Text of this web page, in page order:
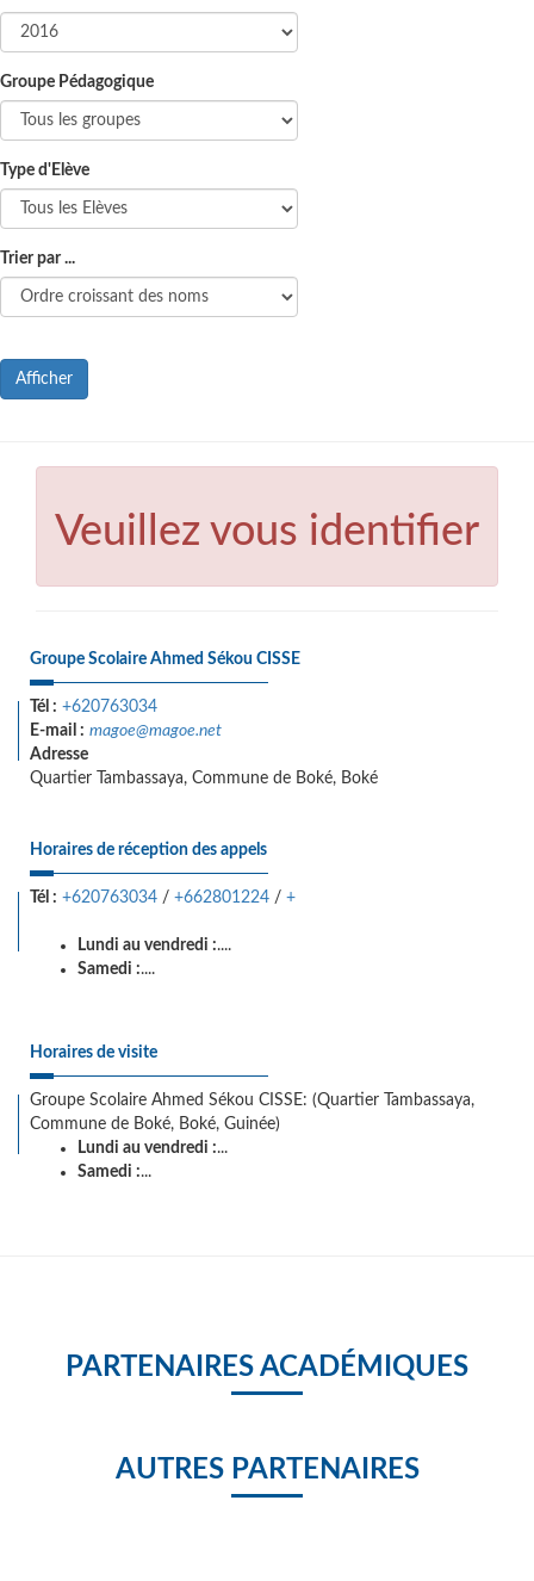
Groupe Pédagogique
Type d'Elève
Trier par ...
Afficher
Veuillez vous identifier
Groupe Scolaire Ahmed Sékou CISSE
Tél : +620763034
E-mail : magoe@magoe.net
Adresse
Quartier Tambassaya, Commune de Boké, Boké
Horaires de réception des appels
Tél : +620763034 / +662801224 / +
Lundi au vendredi :....
Samedi :....
Horaires de visite
Groupe Scolaire Ahmed Sékou CISSE: (Quartier Tambassaya,
Commune de Boké, Boké, Guinée)
Lundi au vendredi :...
Samedi :...
PARTENAIRES ACADÉMIQUES
AUTRES PARTENAIRES